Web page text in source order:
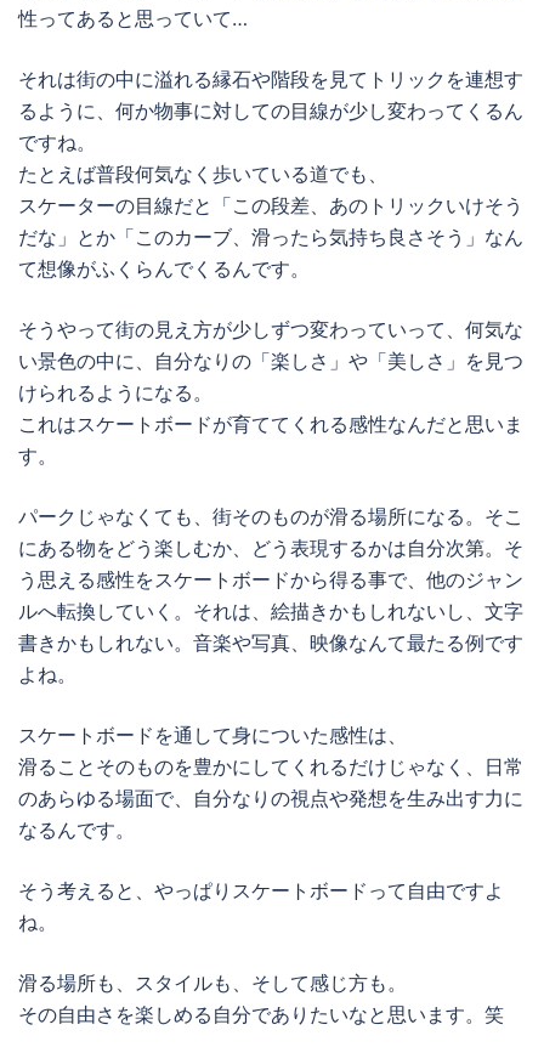
性ってあると思っていて…
それは街の中に溢れる縁石や階段を見てトリックを連想す
るように、何か物事に対しての目線が少し変わってくるん
ですね。
たとえば普段何気なく歩いている道でも、
スケーターの目線だと「この段差、あのトリックいけそう
だな」とか「このカーブ、滑ったら気持ち良さそう」なん
て想像がふくらんでくるんです。
そうやって街の見え方が少しずつ変わっていって、何気な
い景色の中に、自分なりの「楽しさ」や「美しさ」を見つ
けられるようになる。
これはスケートボードが育ててくれる感性なんだと思いま
す。
パークじゃなくても、街そのものが滑る場所になる。そこ
にある物をどう楽しむか、どう表現するかは自分次第。そ
う思える感性をスケートボードから得る事で、他のジャン
ルへ転換していく。それは、絵描きかもしれないし、文字
書きかもしれない。音楽や写真、映像なんて最たる例です
よね。
スケートボードを通して身についた感性は、
滑ることそのものを豊かにしてくれるだけじゃなく、日常
のあらゆる場面で、自分なりの視点や発想を生み出す力に
なるんです。
そう考えると、やっぱりスケートボードって自由ですよ
ね。
滑る場所も、スタイルも、そして感じ方も。
その自由さを楽しめる自分でありたいなと思います。笑